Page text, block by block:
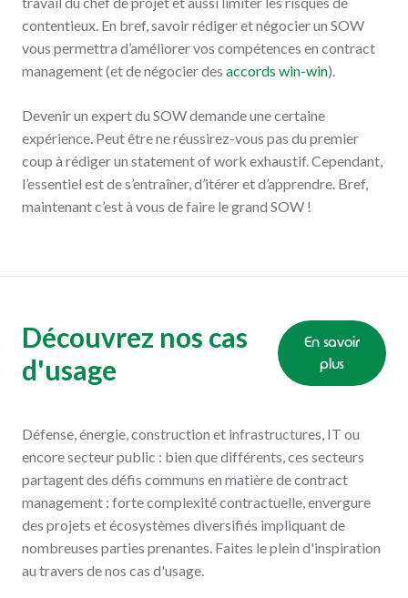
contentieux. En bref, savoir rédiger et négocier un SOW
vous permettra d’améliorer vos compétences en contract
management (et de négocier des accords win-win).
Devenir un expert du SOW demande une certaine
expérience. Peut être ne réussirez-vous pas du premier
coup à rédiger un statement of work exhaustif. Cependant,
l’essentiel est de s’entraîner, d’itérer et d’apprendre. Bref,
maintenant c’est à vous de faire le grand SOW !
Découvrez nos cas
d'usage
En savoir
plus
Défense, énergie, construction et infrastructures, IT ou
encore secteur public : bien que différents, ces secteurs
partagent des défis communs en matière de contract
management : forte complexité contractuelle, envergure
des projets et écosystèmes diversifiés impliquant de
nombreuses parties prenantes. Faites le plein d'inspiration
au travers de nos cas d'usage.